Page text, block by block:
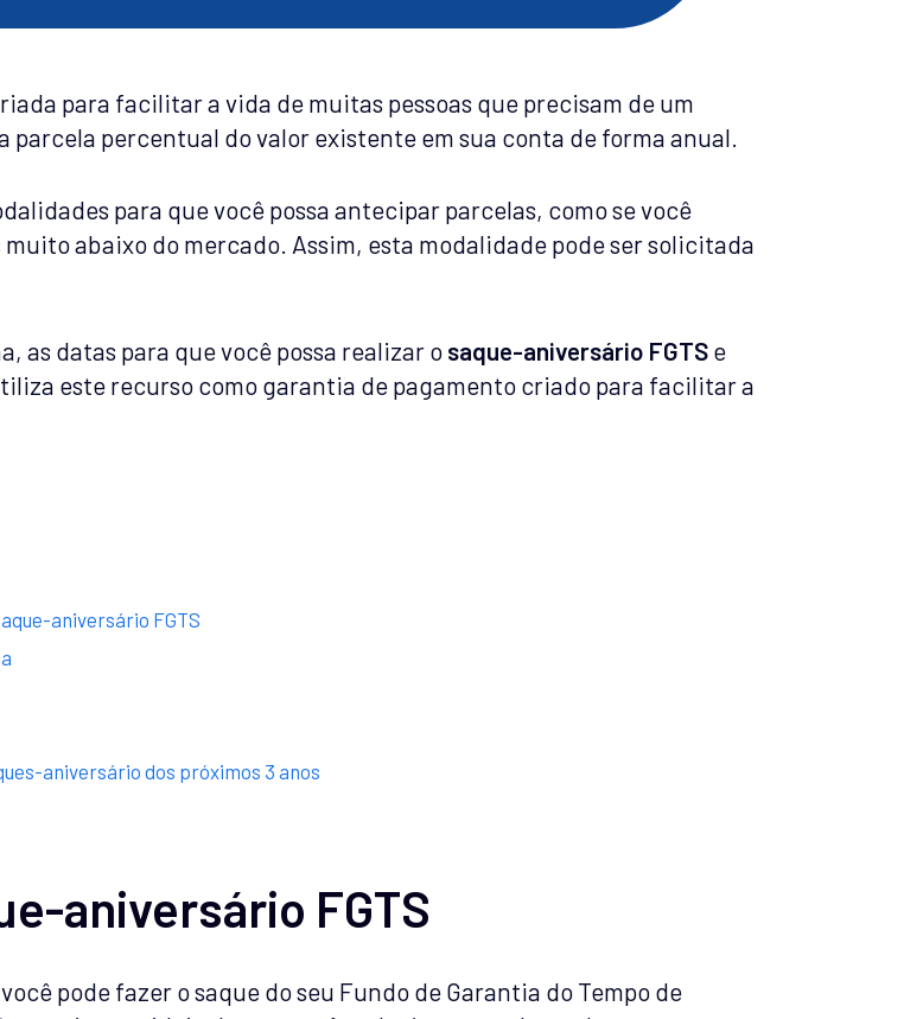
para facilitar a vida de muitas pessoas que precisam de um
percentual do valor existente em sua conta de forma anual.
para que você possa antecipar parcelas, como se você
abaixo do mercado. Assim, esta modalidade pode ser solicitada
as datas para que você possa realizar o saque-aniversário FGTS e
este recurso como garantia de pagamento criado para facilitar a
aniversário FGTS
aniversário dos próximos 3 anos
aniversário FGTS
pode fazer o saque do seu Fundo de Garantia do Tempo de